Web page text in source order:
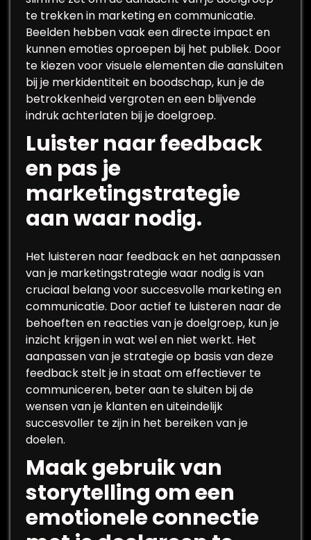
te trekken in marketing en communicatie.
Beelden hebben vaak een directe impact en
kunnen emoties oproepen bij het publiek. Door
te kiezen voor visuele elementen die aansluiten
bij je merkidentiteit en boodschap, kun je de
betrokkenheid vergroten en een blijvende
indruk achterlaten bij je doelgroep.
Luister naar feedback
en pas je
marketingstrategie
aan waar nodig.
Het luisteren naar feedback en het aanpassen
van je marketingstrategie waar nodig is van
cruciaal belang voor succesvolle marketing en
communicatie. Door actief te luisteren naar de
behoeften en reacties van je doelgroep, kun je
inzicht krijgen in wat wel en niet werkt. Het
aanpassen van je strategie op basis van deze
feedback stelt je in staat om effectiever te
communiceren, beter aan te sluiten bij de
wensen van je klanten en uiteindelijk
succesvoller te zijn in het bereiken van je
doelen.
Maak gebruik van
storytelling om een
emotionele connectie